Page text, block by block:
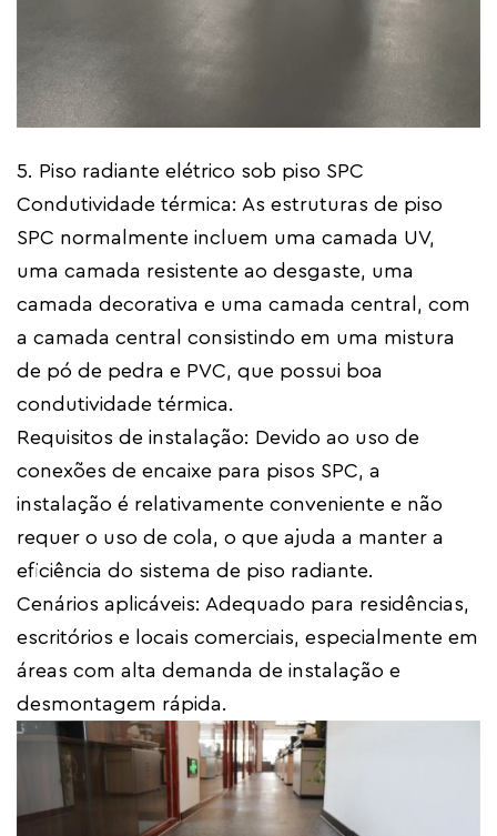
5. Piso radiante elétrico sob piso SPC
Condutividade térmica: As estruturas de piso
SPC normalmente incluem uma camada UV,
uma camada resistente ao desgaste, uma
camada decorativa e uma camada central, com
a camada central consistindo em uma mistura
de pó de pedra e PVC, que possui boa
condutividade térmica.
Requisitos de instalação: Devido ao uso de
conexões de encaixe para pisos SPC, a
instalação é relativamente conveniente e não
requer o uso de cola, o que ajuda a manter a
eficiência do sistema de piso radiante.
Cenários aplicáveis: Adequado para residências,
escritórios e locais comerciais, especialmente em
áreas com alta demanda de instalação e
desmontagem rápida.